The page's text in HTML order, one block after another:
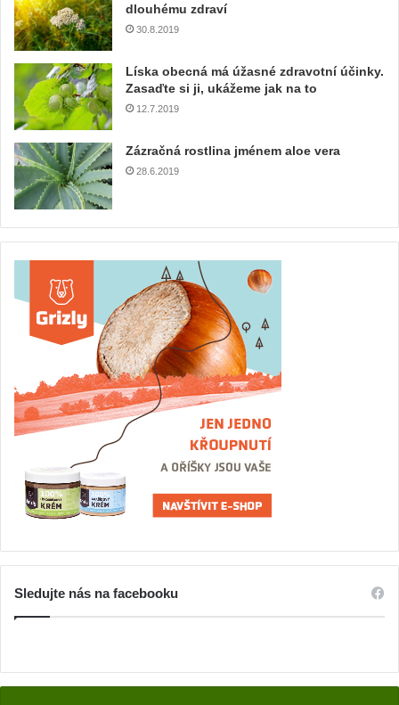
dlouhému zdraví
30.8.2019
Líska obecná má úžasné zdravotní účinky.
Zasaďte si ji, ukážeme jak na to
12.7.2019
Zázračná rostlina jménem aloe vera
28.6.2019
Sledujte nás na facebooku